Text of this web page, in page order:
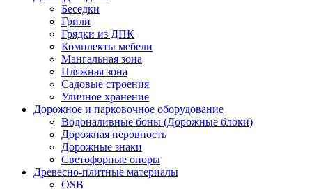
Беседки
Грили
Грядки из ДПК
Комплекты мебели
Мангальная зона
Пляжная зона
Садовые строения
Уличное хранение
Дорожное и парковочное оборудование
Водоналивные боны (Дорожные блоки)
Дорожная неровность
Дорожные знаки
Светофорные опоры
Древесно-плитные материалы
OSB